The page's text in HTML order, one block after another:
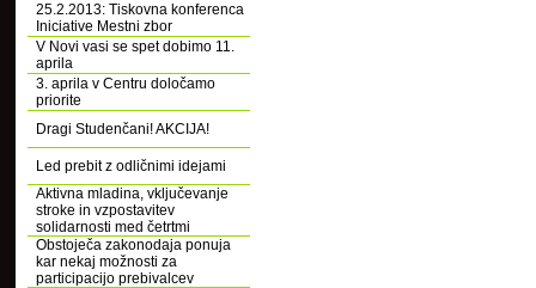
25.2.2013: Tiskovna konferenca
Iniciative Mestni zbor
V Novi vasi se spet dobimo 11.
aprila
3. aprila v Centru določamo
priorite
Dragi Studenčani! AKCIJA!
Led prebit z odličnimi idejami
Aktivna mladina, vključevanje
stroke in vzpostavitev
solidarnosti med četrtmi
Obstoječa zakonodaja ponuja
kar nekaj možnosti za
participacijo prebivalcev